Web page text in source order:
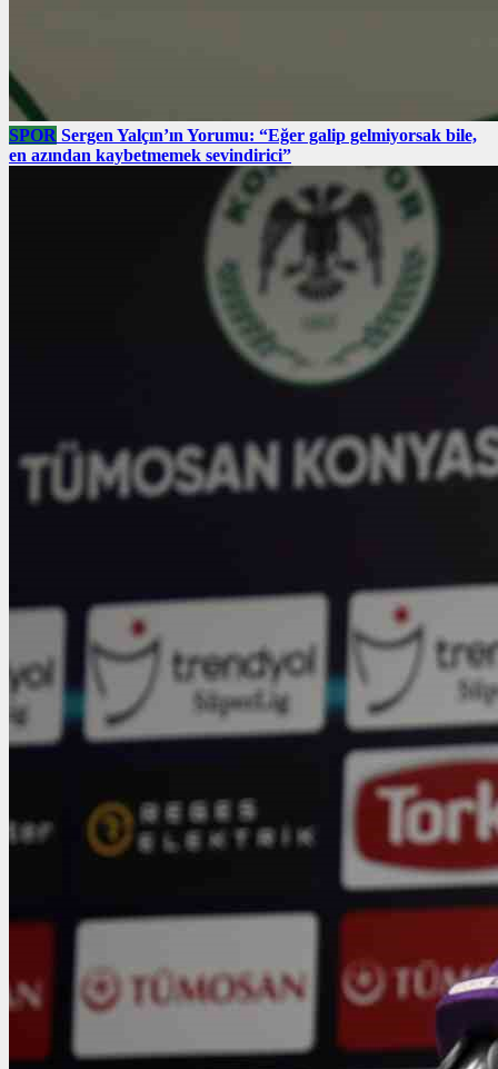
SPOR Sergen Yalçın’ın Yorumu: “Eğer galip gelmiyorsak bile,
en azından kaybetmemek sevindirici”